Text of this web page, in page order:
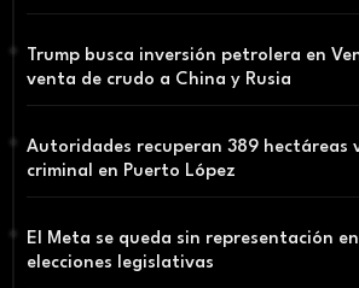
Trump busca inversión petrolera en
venta de crudo a China y Rusia
Autoridades recuperan 389 hectáreas
criminal en Puerto López
El Meta se queda sin representación
elecciones legislativas